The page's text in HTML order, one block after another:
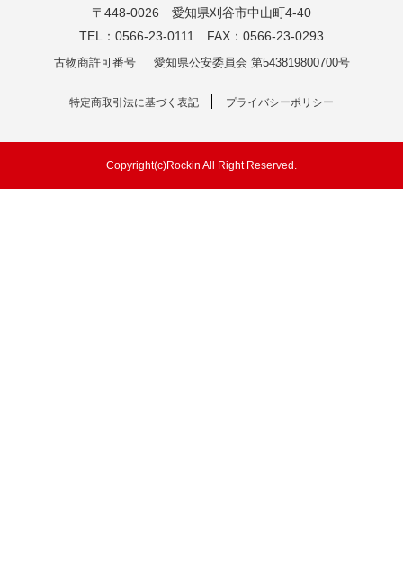
〒448-0026 愛知県刈谷市中山町4-40
TEL：0566-23-0111 FAX：0566-23-0293
古物商許可番号 愛知県公安委員会 第543819800700号
特定商取引法に基づく表記 プライバシーポリシー
Copyright(c)Rockin All Right Reserved.